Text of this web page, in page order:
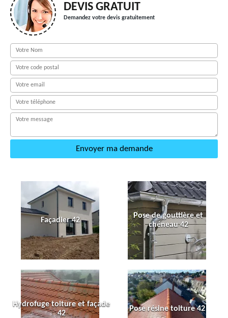
DEVIS GRATUIT
Demandez votre devis gratuitement
Façadier 42
Pose de gouttière et
chéneau 42
Hydrofuge toiture et façade
42
Pose résine toiture 42